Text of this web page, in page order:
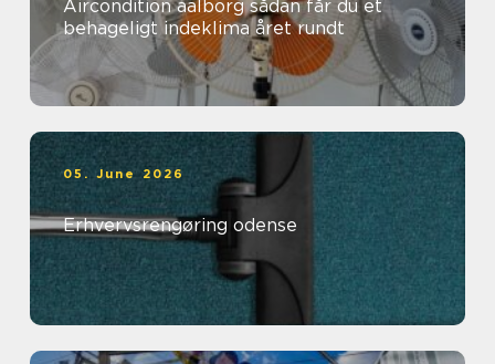
Aircondition aalborg sådan får du et
behageligt indeklima året rundt
05. June 2026
Erhvervsrengøring odense